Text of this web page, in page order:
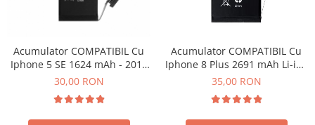
Acumulator COMPATIBIL Cu
Iphone 5 SE 1624 mAh - 2016
Li-ion Polymer Bulk
30,00 RON
Acumulator COMPATIBIL Cu
Iphone 8 Plus 2691 mAh Li-ion
Polymer Bulk
35,00 RON